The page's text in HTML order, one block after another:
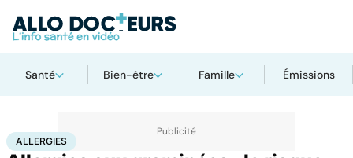
Santé Bien-être Famille Émissions
AccueilSanté Maladies
ALLERGIES